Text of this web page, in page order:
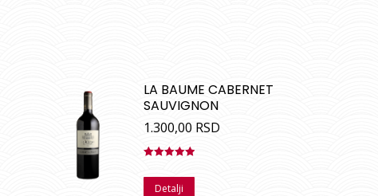
LA BAUME CABERNET
SAUVIGNON
1.300,00 RSD
sa5.00od
Detalji